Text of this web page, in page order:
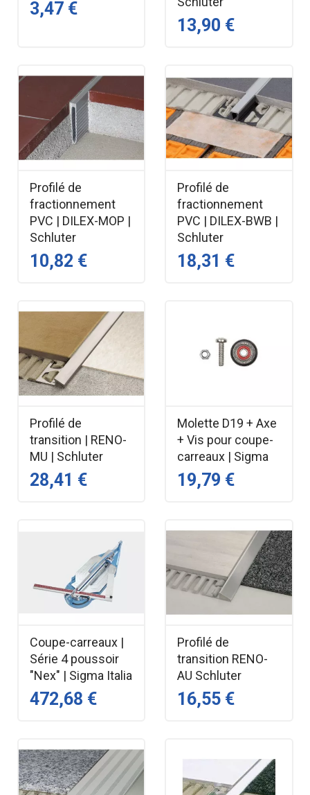
3,47 €
13,90 €
Profilé de
fractionnement
PVC | DILEX-MOP |
Schluter
10,82 €
Profilé de
fractionnement
PVC | DILEX-BWB |
Schluter
18,31 €
Profilé de
transition | RENO-
MU | Schluter
28,41 €
Molette D19 + Axe
+ Vis pour coupe-
carreaux | Sigma
19,79 €
Coupe-carreaux |
Série 4 poussoir
"Nex" | Sigma Italia
472,68 €
Profilé de
transition RENO-
AU Schluter
16,55 €